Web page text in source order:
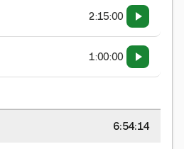
2:15:00
1:00:00
6:54:15